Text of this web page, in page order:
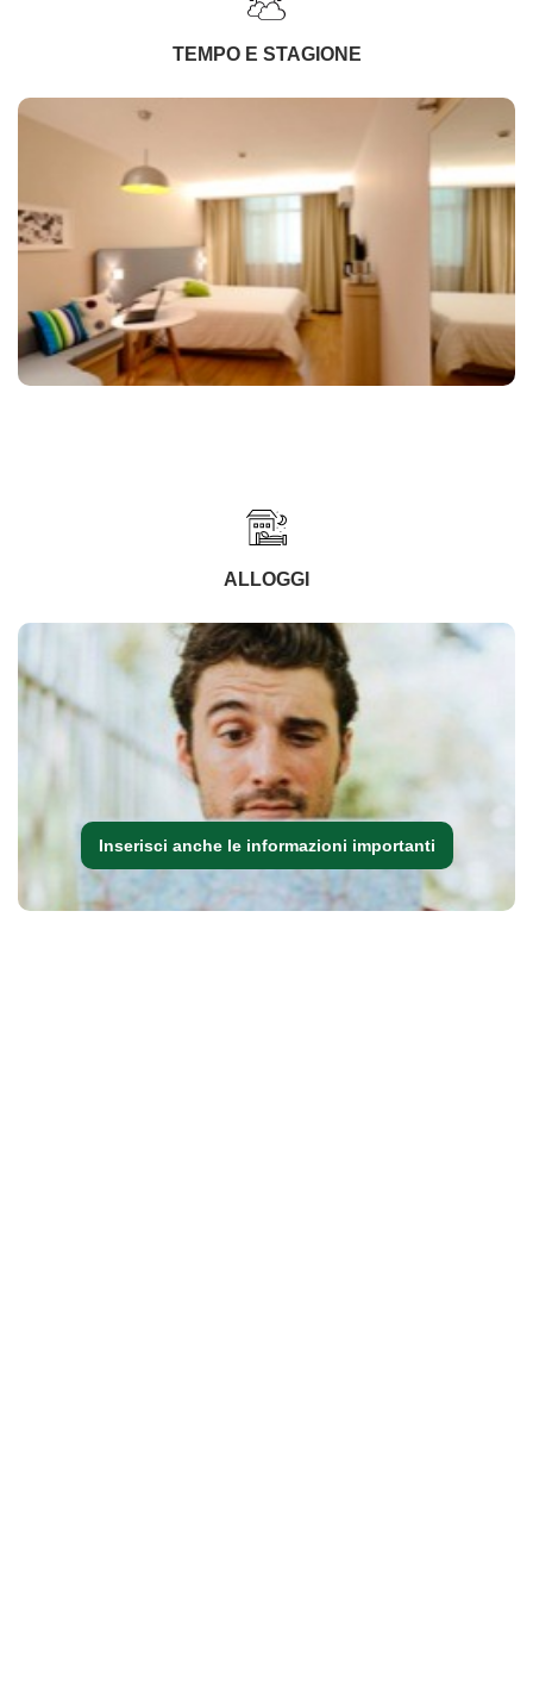
TEMPO E STAGIONE
ALLOGGI
Inserisci anche le informazioni importanti